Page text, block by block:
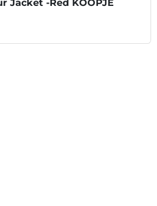
Jacket -Red KOOPJE